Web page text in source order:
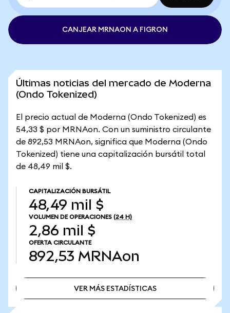
CANJEAR MRNAON A FIGRON
Últimas noticias del mercado de Moderna
(Ondo Tokenized)
El precio actual de Moderna (Ondo Tokenized) es
54,33 $ por MRNAon. Con un suministro circulante
de 892,53 MRNAon, significa que Moderna (Ondo
Tokenized) tiene una capitalización bursátil total
de 48,49 mil $.
CAPITALIZACIÓN BURSÁTIL
48,49 mil $
VOLUMEN DE OPERACIONES (24 H)
2,86 mil $
OFERTA CIRCULANTE
892,53 MRNAon
VER MÁS ESTADÍSTICAS